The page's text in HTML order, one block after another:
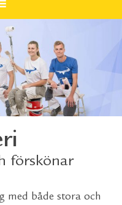
förskönar
med både stora och